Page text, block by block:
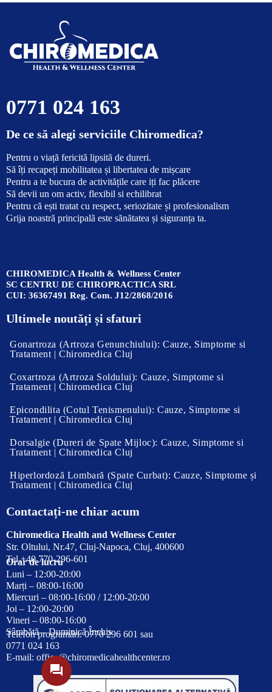
0771 024 163
De ce să alegi serviciile Chiromedica?
Pentru o viață fericită lipsită de dureri.
Să îți recapeți mobilitatea și libertatea de mișcare
Pentru a te bucura de activitățile care iți fac plăcere
Să devii un om activ, flexibil si echilibrat
Pentru că ești tratat cu respect, seriozitate și profesionalism
Grija noastră principală este sănătatea și siguranța ta.
CHIROMEDICA Health & Wellness Center
SC CENTRU DE CHIROPRACTICA SRL
CUI: 36367491 Reg. Com. J12/2868/2016
Ultimele noutăți și sfaturi
Gonartroza (Artroza Genunchiului): Cauze, Simptome si
Tratament | Chiromedica Cluj
Coxartroza (Artroza Soldului): Cauze, Simptome si
Tratament | Chiromedica Cluj
Epicondilita (Cotul Tenismenului): Cauze, Simptome si
Tratament | Chiromedica Cluj
Dorsalgie (Dureri de Spate Mijloc): Cauze, Simptome si
Tratament | Chiromedica Cluj
Hiperlordoză Lombară (Spate Curbat): Cauze, Simptome și
Tratament | Chiromedica Cluj
Contactați-ne chiar acum
Chiromedica Health and Wellness Center
Str. Oltului, Nr.47, Cluj-Napoca, Cluj, 400600
Tel.+40 770-296-601
Orar de lucru
Luni – 12:00-20:00
Marți – 08:00-16:00
Miercuri – 08:00-16:00 / 12:00-20:00
Joi – 12:00-20:00
Vineri – 08:00-16:00
Sâmbătă – Duminică Închis
Telefon programări: 0770 296 601 sau
0771 024 163
E-mail: office@chiromedicahealthcenter.ro